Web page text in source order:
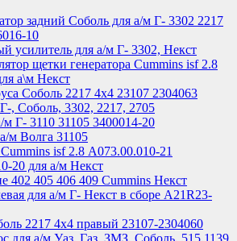
задний Соболь для а/м Г- 3302 2217
10
усилитель для а/м Г- 3302, Некст
щетки генератора Cummins isf 2.8
а\м Некст
Соболь 2217 4х4 23107 2304063
, Соболь, 3302, 2217, 2705
Г- 3110 31105 3400014-20
м Волга 31105
isf 2.8 А073.00.010-21
20 для а/м Некст
402 405 406 409 Cummins Некст
для а/м Г- Некст в сборе А21R23-
2217 4х4 правый 23107-2304060